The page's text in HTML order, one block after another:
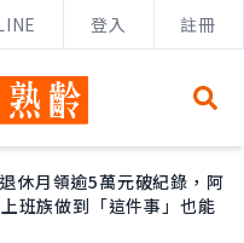
登入 註冊
退休月領逾5萬元破紀錄，阿
班族做到「這件事」也能